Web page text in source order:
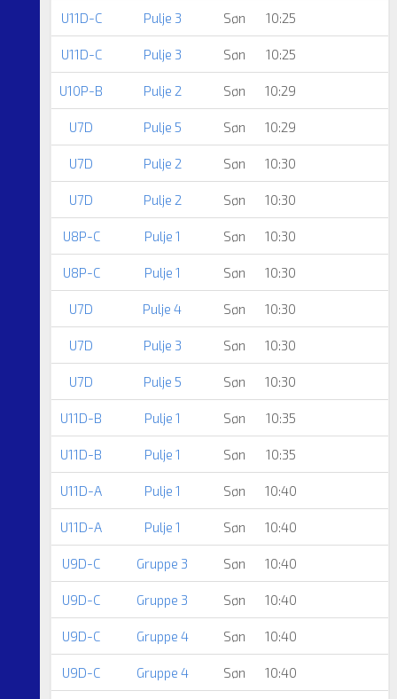
U11D-C Pulje 3 Søn 10:25
U11D-C Pulje 3 Søn 10:25
U10P-B Pulje 2 Søn 10:29
U7D Pulje 5 Søn 10:29
U7D Pulje 2 Søn 10:30
U7D Pulje 2 Søn 10:30
U8P-C Pulje 1 Søn 10:30
U8P-C Pulje 1 Søn 10:30
U7D Pulje 4 Søn 10:30
U7D Pulje 3 Søn 10:30
U7D Pulje 5 Søn 10:30
U11D-B Pulje 1 Søn 10:35
U11D-B Pulje 1 Søn 10:35
U11D-A Pulje 1 Søn 10:40
U11D-A Pulje 1 Søn 10:40
U9D-C Gruppe 3 Søn 10:40
U9D-C Gruppe 3 Søn 10:40
U9D-C Gruppe 4 Søn 10:40
U9D-C Gruppe 4 Søn 10:40